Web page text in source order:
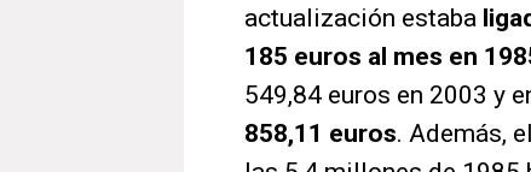
actualización estaba
185 euros al mes en
549,84 euros en 2003 y
858,11 euros. Además,